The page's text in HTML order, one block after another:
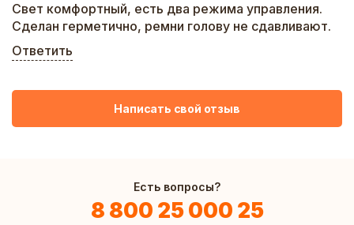
Свет комфортный, есть два режима управления.
Сделан герметично, ремни голову не сдавливают.
Ответить
Написать свой отзыв
Есть вопросы?
8 800 25 000 25